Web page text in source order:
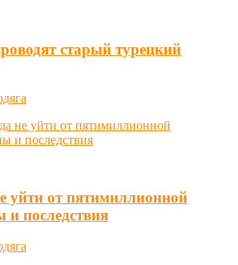
старый турецкий
уйти от пятимиллионной
последствия